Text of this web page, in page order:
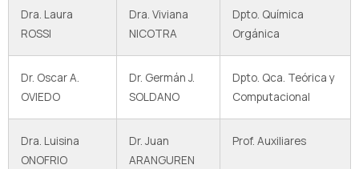
Dra. Laura
ROSSI
Dra. Viviana
NICOTRA
Dpto. Química
Orgánica
Dr. Oscar A.
OVIEDO
Dr. Germán J.
SOLDANO
Dpto. Qca. Teórica y
Computacional
Dra. Luisina
ONOFRIO
Dr. Juan
ARANGUREN
Prof. Auxiliares